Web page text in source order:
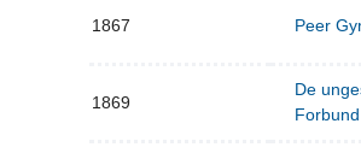
1867 Peer
1869
De
Forbund